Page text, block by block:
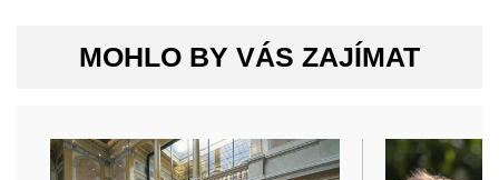
MOHLO BY VÁS ZAJÍMAT